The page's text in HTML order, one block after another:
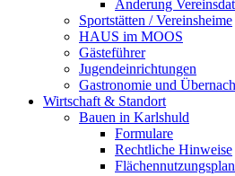
Änderung
Sportstätten / Vereinsheime
HAUS im MOOS
Gästeführer
Jugendeinrichtungen
Gastronomie und
Wirtschaft & Standort
Bauen in Karlshuld
Formulare
Rechtliche Hinweise
Flächennutzungsplan